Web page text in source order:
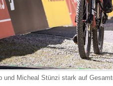
und Micheal Stünzi stark auf